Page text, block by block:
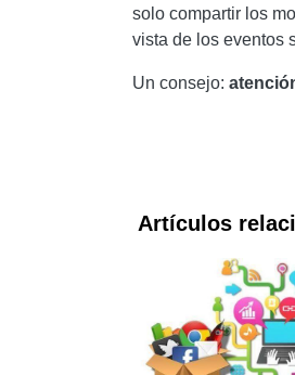
solo compartir los
vista de los eventos
Un consejo:
Artículos